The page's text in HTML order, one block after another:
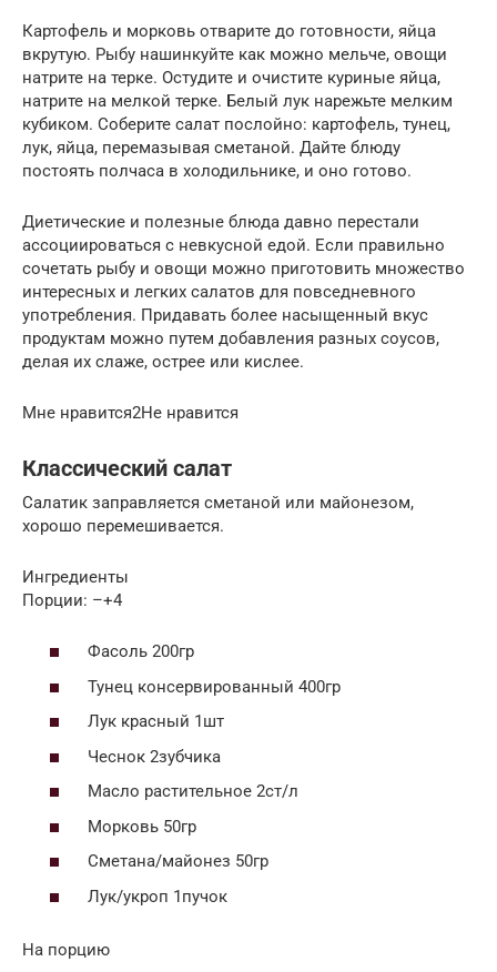
Картофель и морковь отварите до готовности, яйца
вкрутую. Рыбу нашинкуйте как можно мельче, овощи
натрите на терке. Остудите и очистите куриные яйца,
натрите на мелкой терке. Белый лук нарежьте мелким
кубиком. Соберите салат послойно: картофель, тунец,
лук, яйца, перемазывая сметаной. Дайте блюду
постоять полчаса в холодильнике, и оно готово.
Диетические и полезные блюда давно перестали
ассоциироваться с невкусной едой. Если правильно
сочетать рыбу и овощи можно приготовить множество
интересных и легких салатов для повседневного
употребления. Придавать более насыщенный вкус
продуктам можно путем добавления разных соусов,
делая их слаже, острее или кислее.
Мне нравится2Не нравится
Классический салат
Салатик заправляется сметаной или майонезом,
хорошо перемешивается.
Ингредиенты
Порции: –+4
Фасоль 200гр
Тунец консервированный 400гр
Лук красный 1шт
Чеснок 2зубчика
Масло растительное 2ст/л
Морковь 50гр
Сметана/майонез 50гр
Лук/укроп 1пучок
На порцию